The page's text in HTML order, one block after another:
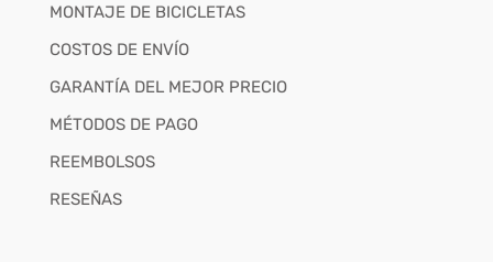
MONTAJE DE BICICLETAS
COSTOS DE ENVÍO
GARANTÍA DEL MEJOR PRECIO
MÉTODOS DE PAGO
REEMBOLSOS
RESEÑAS